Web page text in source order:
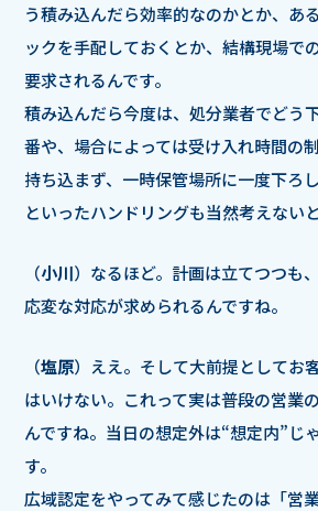
う積み込んだら効率的なのかとか、あ
ックを手配しておくとか、結構現場で
要求されるんです。
積み込んだら今度は、処分業者でどう
番や、場合によっては受け入れ時間の
持ち込まず、一時保管場所に一度下ろ
といったハンドリングも当然考えない
（小川）なるほど。計画は立てつつも
応変な対応が求められるんですね。
（塩原）ええ。そして大前提としてお
はいけない。これって実は普段の営業
んですね。当日の想定外は“想定内”じ
す。
広域認定をやってみて感じたのは「営